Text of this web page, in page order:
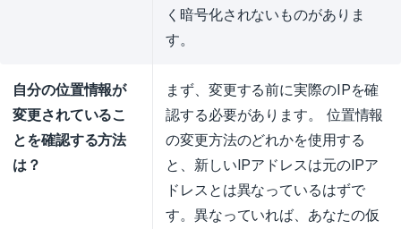
く暗号化されないものがありま
す。
自分の位置情報が
変更されているこ
とを確認する方法
は？
まず、変更する前に実際のIPを確
認する必要があります。 位置情報
の変更方法のどれかを使用する
と、新しいIPアドレスは元のIPア
ドレスとは異なっているはずで
す。異なっていれば、あなたの仮